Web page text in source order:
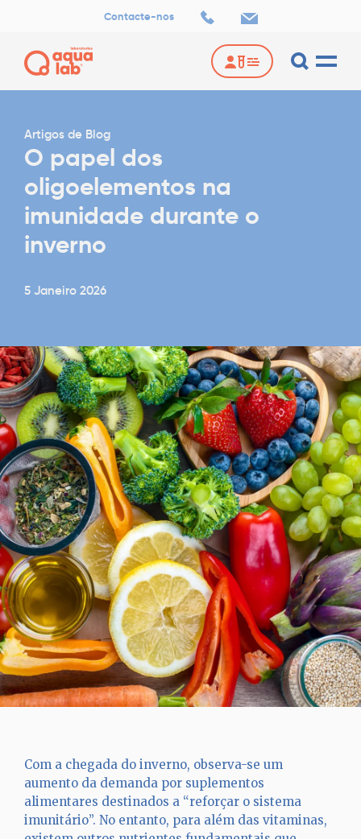
Contacte-nos
Artigos de Blog
O papel dos
oligoelementos na
imunidade durante o
inverno
5 Janeiro 2026
Com a chegada do inverno, observa-se um
aumento da demanda por suplementos
alimentares destinados a “reforçar o sistema
imunitário”. No entanto, para além das vitaminas,